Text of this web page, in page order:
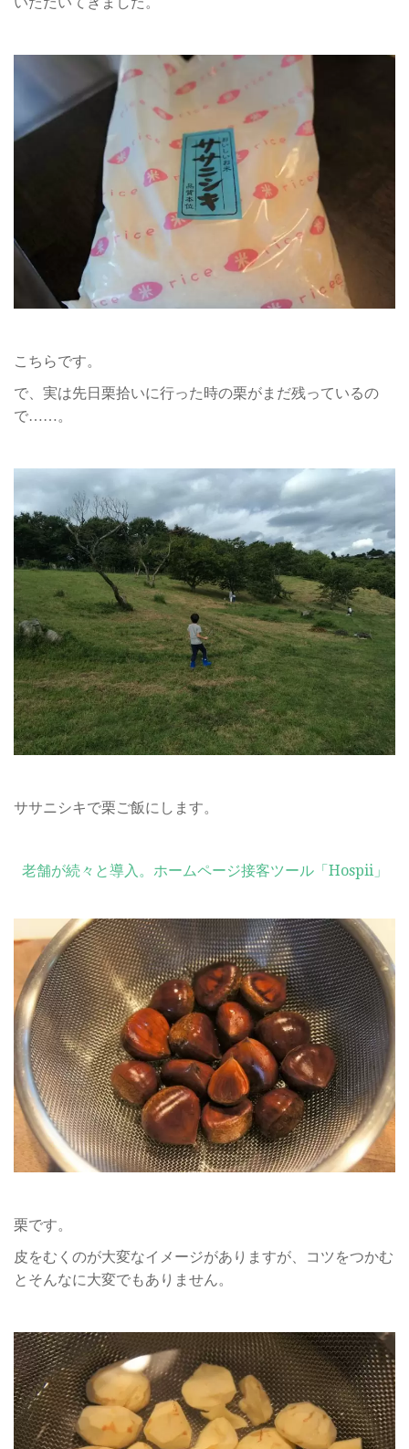
こちらです。
で、実は先日栗拾いに行った時の栗がまだ残っているの
で……。
ササニシキで栗ご飯にします。
老舗が続々と導入。ホームページ接客ツール「Hospii」
栗です。
皮をむくのが大変なイメージがありますが、コツをつかむ
とそんなに大変でもありません。